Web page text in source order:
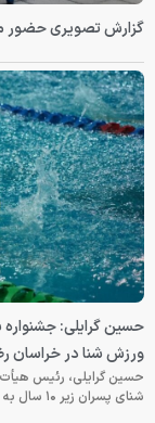
گزارش تصویری حضور
ورزش شنا در خراسان
حسین گرایلی، رئیس هیأت
شنای پسران زیر ۱۰ سال به مناسبت روز جهانی شنا اظهار کرد: این جشنواره روز جمعه‌ ۱۶